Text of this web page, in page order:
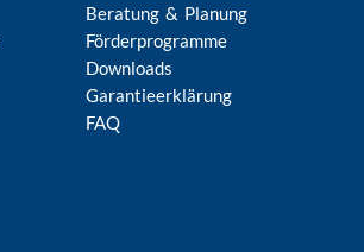
Beratung & Planung
Förderprogramme
Downloads
Garantieerklärung
FAQ